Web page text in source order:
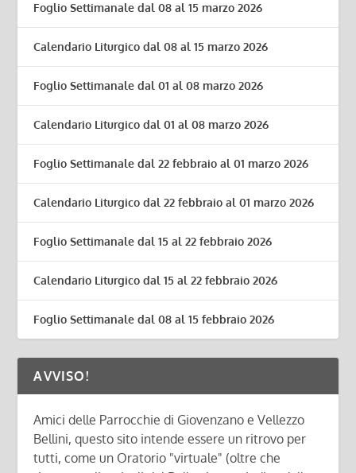
Foglio Settimanale dal 08 al 15 marzo 2026
Calendario Liturgico dal 08 al 15 marzo 2026
Foglio Settimanale dal 01 al 08 marzo 2026
Calendario Liturgico dal 01 al 08 marzo 2026
Foglio Settimanale dal 22 febbraio al 01 marzo 2026
Calendario Liturgico dal 22 febbraio al 01 marzo 2026
Foglio Settimanale dal 15 al 22 febbraio 2026
Calendario Liturgico dal 15 al 22 febbraio 2026
Foglio Settimanale dal 08 al 15 febbraio 2026
AVVISO!
Amici delle Parrocchie di Giovenzano e Vellezzo
Bellini, questo sito intende essere un ritrovo per
tutti, come un Oratorio "virtuale" (oltre che